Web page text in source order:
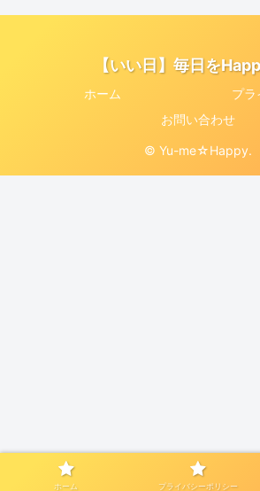
【いい日】毎日を
ホーム
プラ
お問い合わせ
© Yu-me☆Happy.
ホーム プライバシーポリシー